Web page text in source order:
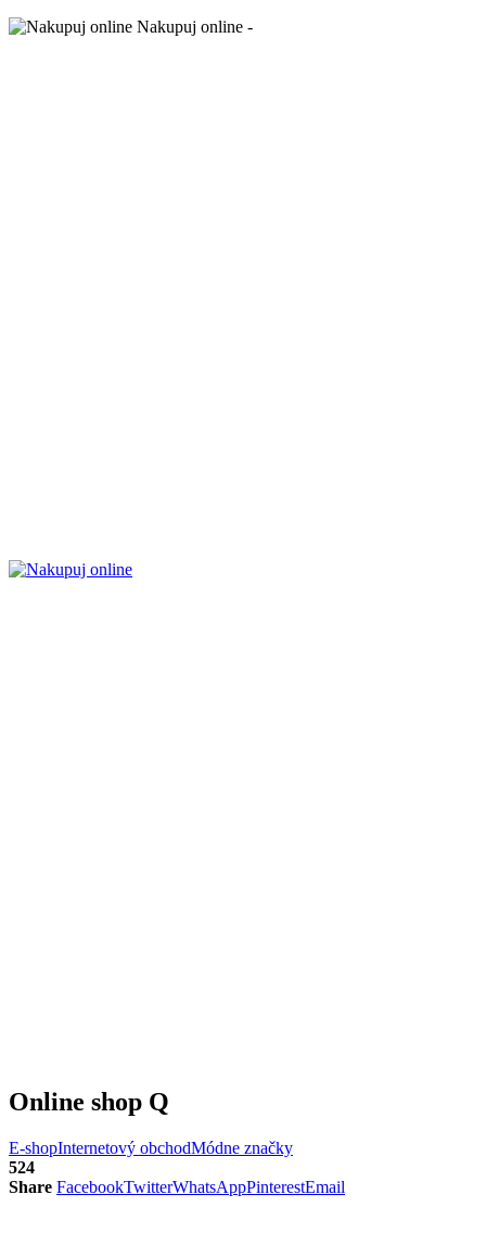
Nakupuj online -
Online shop Q
E-shopInternetový obchodMódne značky
524
Share FacebookTwitterWhatsAppPinterestEmail